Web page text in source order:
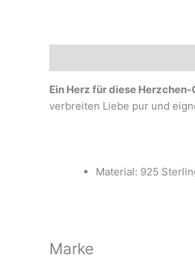
Ein Herz für diese
verbreiten Liebe pur und
Material: 925
Marke